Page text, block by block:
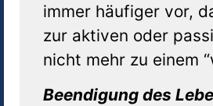
immer häufiger vor,
zur aktiven oder
nicht mehr zu einem
Beendigung des